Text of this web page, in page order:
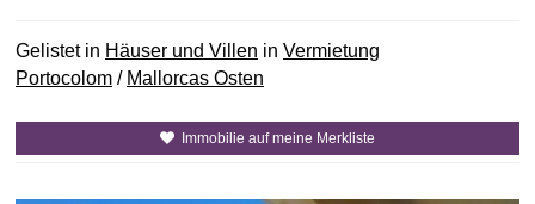
Gelistet in Häuser und Villen in Vermietung
Portocolom / Mallorcas Osten
Immobilie auf meine Merkliste